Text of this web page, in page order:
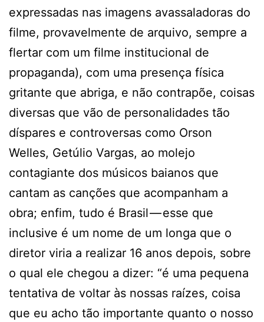
expressadas nas imagens avassaladoras do
filme, provavelmente de arquivo, sempre a
flertar com um filme institucional de
propaganda), com uma presença física
gritante que abriga, e não contrapõe, coisas
diversas que vão de personalidades tão
díspares e controversas como Orson
Welles, Getúlio Vargas, ao molejo
contagiante dos músicos baianos que
cantam as canções que acompanham a
obra; enfim, tudo é Brasil — esse que
inclusive é um nome de um longa que o
diretor viria a realizar 16 anos depois, sobre
o qual ele chegou a dizer: “é uma pequena
tentativa de voltar às nossas raízes, coisa
que eu acho tão importante quanto o nosso